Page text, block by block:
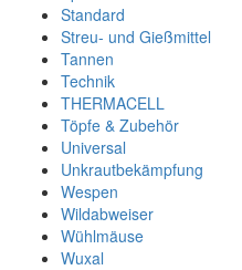
Standard
Streu- und Gießmittel
Tannen
Technik
THERMACELL
Töpfe & Zubehör
Universal
Unkrautbekämpfung
Wespen
Wildabweiser
Wühlmäuse
Wuxal